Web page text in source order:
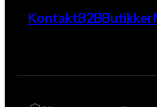
KontaktB2BButikker